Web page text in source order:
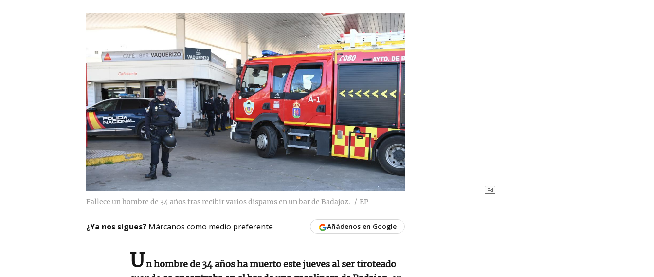
Fallece un hombre de 34 años tras recibir varios disparos en un bar de Badajoz. EP
¿Ya nos sigues? Márcanos como medio preferente Añádenos en Google
Un hombre de 34 años ha muerto este jueves al ser tiroteado